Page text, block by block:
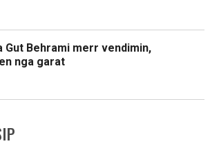
Gut Behrami merr vendimin,
nga garat